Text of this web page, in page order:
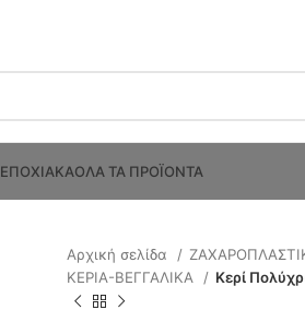
ΕΠΟΧΙΑΚΑΟΛΑ ΤΑ ΠΡΟΪΟΝΤΑ
Αρχική σελίδα
ΚΕΡΙΑ-ΒΕΓΓΑΛΙΚΑ
Κερί